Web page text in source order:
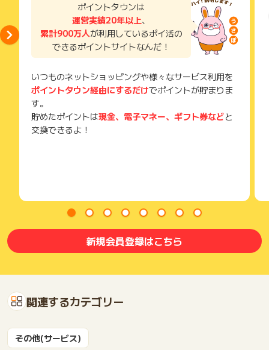
獲得待ち・獲得失敗の状態でお問い合わせされる際に、該当の
メールを送っていただく場合がございます。
そのため、紛失・破棄された場合は対応いたしかねますので、
ご注意ください。
ポイントタウンは
運営実績20年以上、
累計900万人が利用しているポイ活の
できるポイントサイトなんだ！
いつものネットショッピングや様々なサービス利用を
ポイントタウン経由にするだけでポイントが貯まりま
す。
貯めたポイントは現金、電子マネー、ギフト券などと
交換できるよ！
新規会員登録はこちら
関連するカテゴリー
その他(サービス)